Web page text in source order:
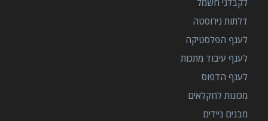
לקבלני חשמל
דלתות נירוסטה
לענף הפלסטיקה
לענף עיבוד מתכות
לענף הדפוס
מכונות לחקלאים
מבנים ניידים